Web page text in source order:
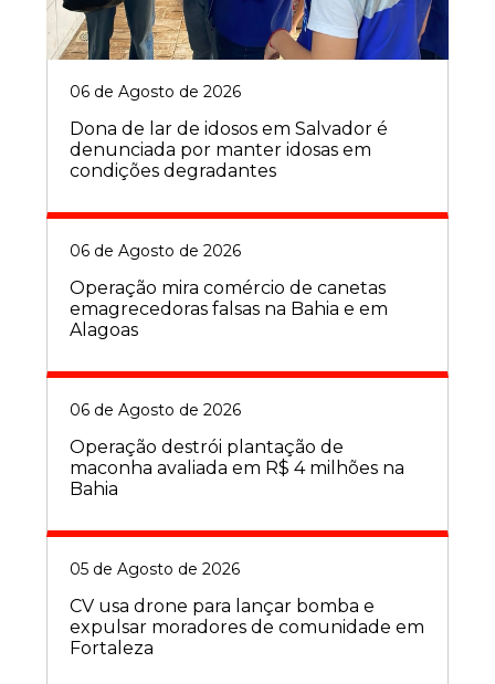
06 de Agosto de 2026
Dona de lar de idosos em Salvador é
denunciada por manter idosas em
condições degradantes
06 de Agosto de 2026
Operação mira comércio de canetas
emagrecedoras falsas na Bahia e em
Alagoas
06 de Agosto de 2026
Operação destrói plantação de
maconha avaliada em R$ 4 milhões na
Bahia
05 de Agosto de 2026
CV usa drone para lançar bomba e
expulsar moradores de comunidade em
Fortaleza